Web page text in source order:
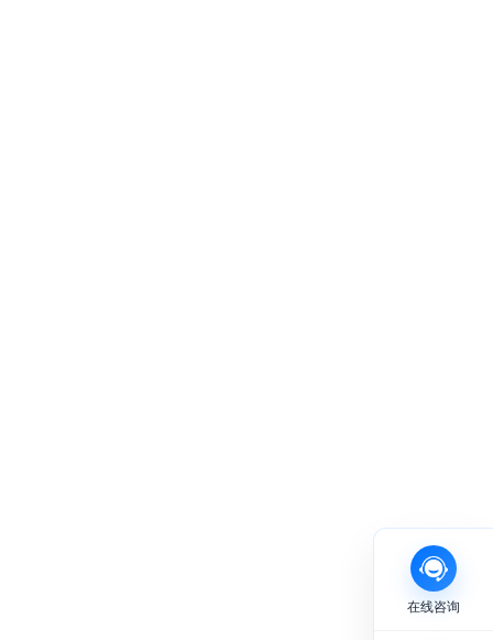
在线咨询